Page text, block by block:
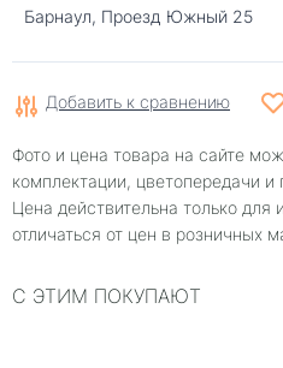
Барнаул, Проезд Южный 25
Добавить к сравнению
Фото и цена товара на сайте
комплектации, цветопередачи и
Цена действительна только
отличаться от цен в розничных
С ЭТИМ ПОКУПАЮТ